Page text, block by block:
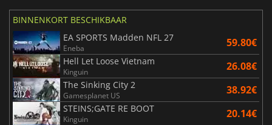
BINNENKORT BESCHIKBAAR
EA SPORTS Madden NFL 27
Eneba 59.80€
Hell Let Loose Vietnam
Kinguin 26.08€
The Sinking City 2
Gamesplanet US 38.92€
STEINS;GATE RE BOOT
Kinguin 20.14€